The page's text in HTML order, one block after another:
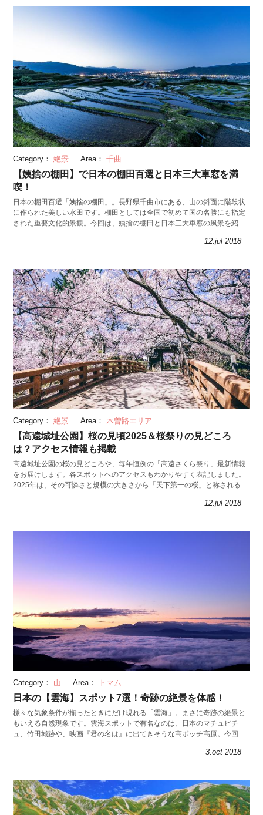
Category： 絶景 Area： 千曲
【姨捨の棚田】で日本の棚田百選と日本三大車窓を満
喫！
日本の棚田百選「姨捨の棚田」。長野県千曲市にある、山の斜面に階段状
に作られた美しい水田です。棚田としては全国で初めて国の名勝にも指定
された重要文化的景観。今回は、姨捨の棚田と日本三大車窓の風景を紹介
12.jul 2018
Category： 絶景 Area： 木曽路エリア
【高遠城址公園】桜の見頃2025＆桜祭りの見どころ
は？アクセス情報も掲載
高遠城址公園の桜の見どころや、毎年恒例の「高遠さくら祭り」最新情報
をお届けします。各スポットへのアクセスもわかりやすく表記しました。
2025年は、その可憐さと規模の大きさから「天下第一の桜」と称される高
12.jul 2018
Category： 山 Area： トマム
日本の【雲海】スポット7選！奇跡の絶景を体感！
様々な気象条件が揃ったときにだけ現れる「雲海」。まさに奇跡の絶景と
もいえる自然現象です。雲海スポットで有名なのは、日本のマチュピチ
ュ、竹田城跡や、映画『君の名は』に出てきそうな高ボッチ高原。今回は
3.oct 2018